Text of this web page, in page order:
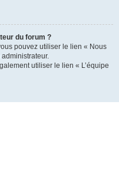
du forum ?
pouvez utiliser le lien « Nous
utiliser le lien « L’équipe